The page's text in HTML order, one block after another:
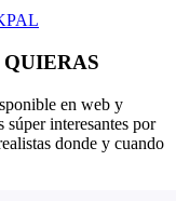
en web y
interesantes por
donde y cuando